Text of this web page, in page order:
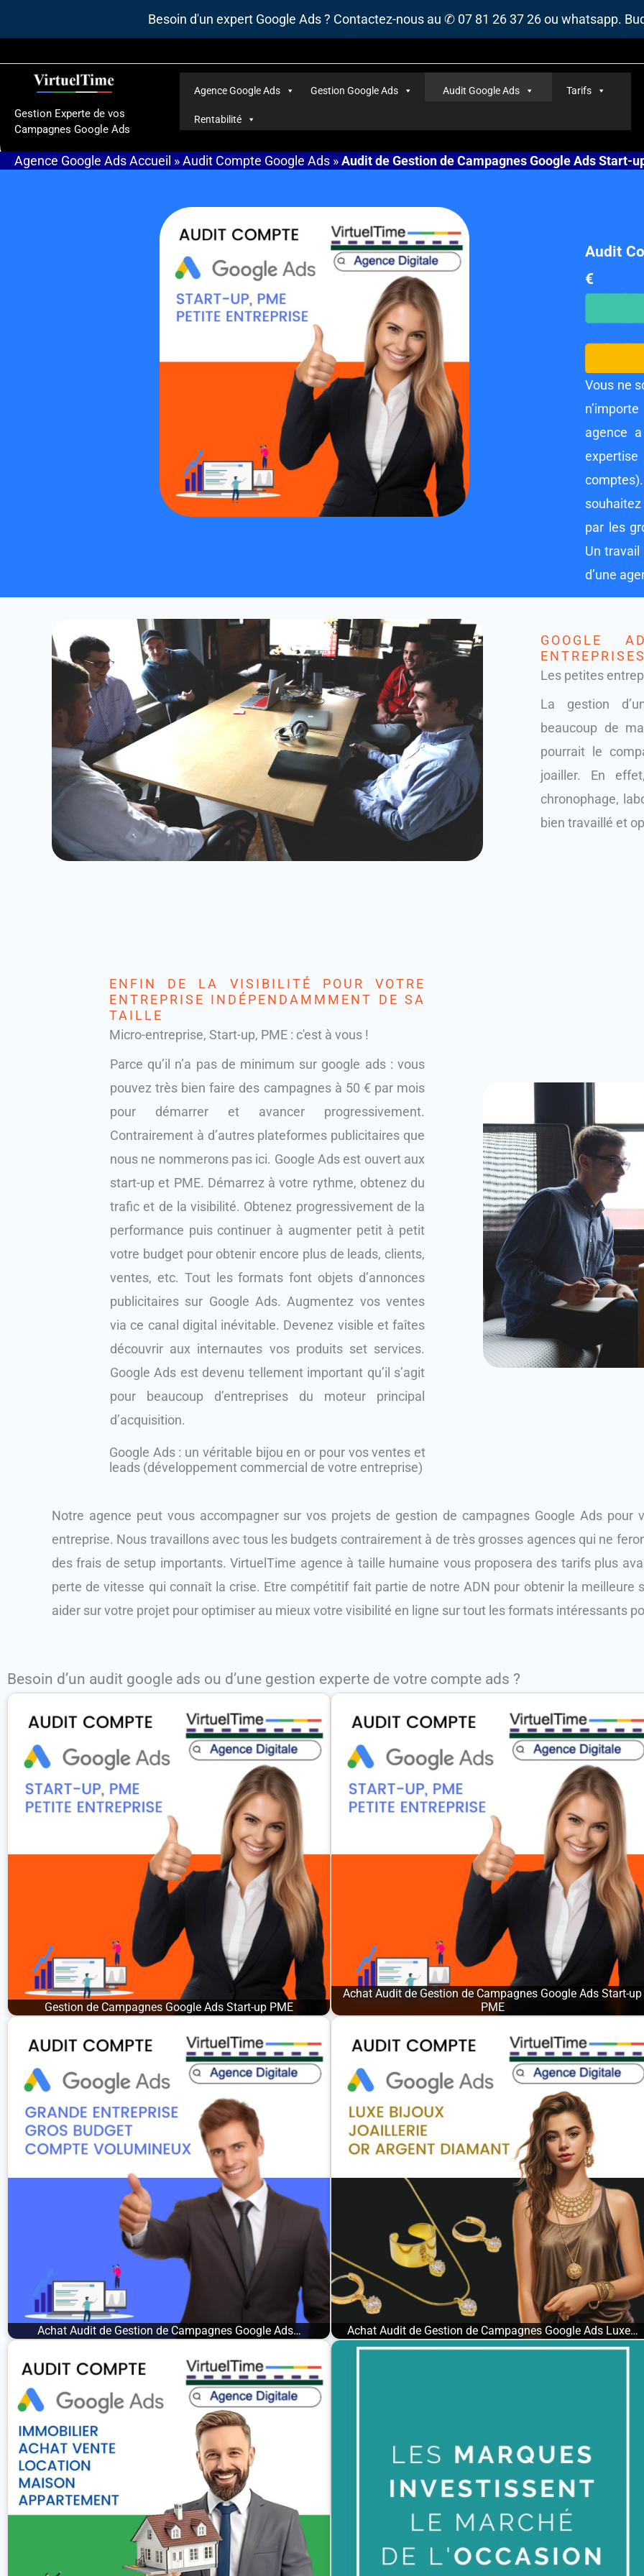
Besoin d'un expert Google Ads ? Contactez-nous au ✆ 07 81 26 37 26 ou whatsapp.
au
Gestion Experte de vos
Campagnes Google Ads
Agence Google Ads Gestion Google Ads Audit Google Ads Tarifs
Rentabilité
Agence Google AdsAccueil »Audit Compte Google Ads »Audit de Gestion de Campagnes Google Ads Start-
Audit
€
Vous ne
agence
par les
Un
d’une
GOOGLE
Les petites
La gestion
beaucoup de
pourrait le
joailler. En
chronophage,
bien travaillé et
ENFIN DE LA VISIBILITÉ POUR VOTRE
ENTREPRISE INDÉPENDAMMMENT DE SA
TAILLE
Micro-entreprise, Start-up, PME : c'est à vous !
Parce qu’il n’a pas de minimum sur google ads : vous
pouvez très bien faire des campagnes à 50 € par mois
pour démarrer et avancer progressivement.
Contrairement à d’autres plateformes publicitaires que
nous ne nommerons pas ici. Google Ads est ouvert aux
start-up et PME. Démarrez à votre rythme, obtenez du
trafic et de la visibilité. Obtenez progressivement de la
performance puis continuer à augmenter petit à petit
votre budget pour obtenir encore plus de leads, clients,
ventes, etc. Tout les formats font objets d’annonces
publicitaires sur Google Ads. Augmentez vos ventes
via ce canal digital inévitable. Devenez visible et faîtes
découvrir aux internautes vos produits set services.
Google Ads est devenu tellement important qu’il s’agit
pour beaucoup d’entreprises du moteur principal
d’acquisition.
Google Ads : un véritable bijou en or pour vos ventes et
leads (développement commercial de votre entreprise)
Notre agence peut vous accompagner sur vos projets de gestion de campagnes Google Ads pour
entreprise. Nous travaillons avec tous les budgets contrairement à de très grosses agences qui ne
des frais de setup importants. VirtuelTime agence à taille humaine vous proposera des tarifs plus
perte de vitesse qui connaît la crise. Etre compétitif fait partie de notre ADN pour obtenir la meilleure
aider sur votre projet pour optimiser au mieux votre visibilité en ligne sur tout les formats intéressants
Besoin d’un audit google ads ou d’une gestion experte de votre compte ads ?
Gestion de Campagnes Google Ads Start-up PME
Achat Audit de Gestion de Campagnes Google Ads Start-up
PME
Achat Audit de Gestion de Campagnes Google Ads… Achat Audit de Gestion de Campagnes Google Ads Luxe…